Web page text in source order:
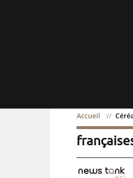
Accueil
Céréales